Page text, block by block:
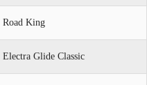
Road King
Electra Glide Classic